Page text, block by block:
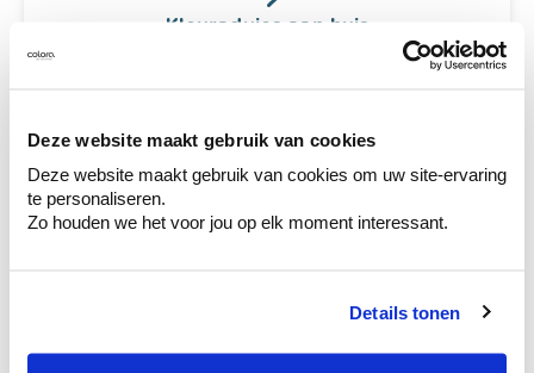
Deze website maakt gebruik van cookies
Deze website maakt gebruik van cookies om uw site-ervaring
te personaliseren.
Zo houden we het voor jou op elk moment interessant.
Details tonen
Kleuradvies aan huis
Ga samen met de kleuradviseur door je
en je meubels.
Krijg ineens een technologische check-up
van je muren.
Bekijk je kleur in de winkel